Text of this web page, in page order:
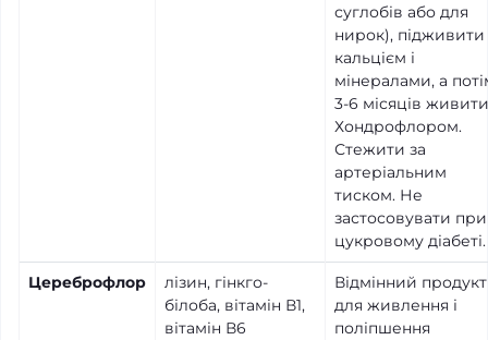
суглобів або для
нирок), підживити
кальцієм і
мінералами, а
3-6 місяців живити
Хондрофлором.
Стежити за
артеріальним
тиском. Не
застосовувати при
цукровому діабеті.
Цереброфлор
лізин, гінкго-
білоба, вітамін В1,
вітамін В6
Відмінний продукт
для живлення і
поліпшення